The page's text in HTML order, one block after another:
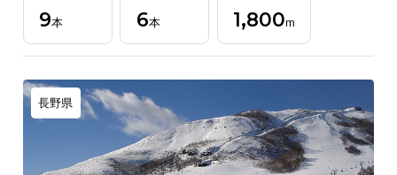
9本 6本 1,800m
長野県